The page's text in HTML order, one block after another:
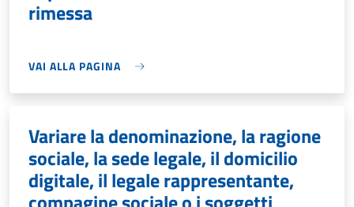
rimessa
VAI ALLA PAGINA
Variare la denominazione, la ragione
sociale, la sede legale, il domicilio
digitale, il legale rappresentante,